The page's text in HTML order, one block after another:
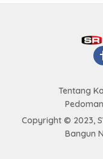
Tentang
Copyright © 2023,
Bangun